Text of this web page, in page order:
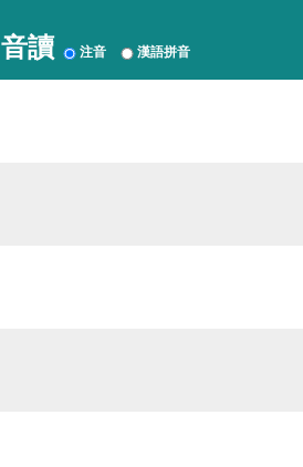
音讀 注音 漢語拼音